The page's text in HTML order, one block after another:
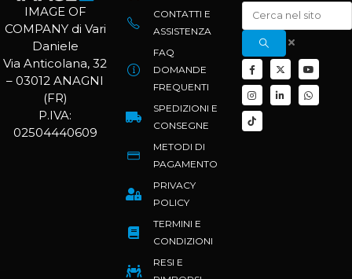
IMAGE OF
COMPANY di Vari
Daniele
Via Anticolana, 32
– 03012 ANAGNI
(FR)
P.IVA:
02504440609
CONTATTI E
ASSISTENZA
FAQ
DOMANDE
FREQUENTI
SPEDIZIONI E
CONSEGNE
METODI DI
PAGAMENTO
PRIVACY
POLICY
TERMINI E
CONDIZIONI
RESI E